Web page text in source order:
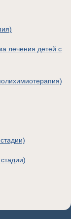
лечения детей с